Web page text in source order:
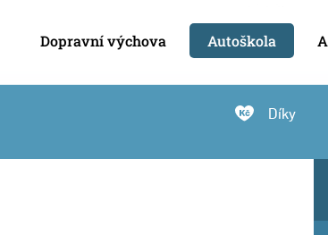
Dopravní výchova Autoškola
Díky